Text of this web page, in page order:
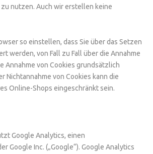
nutzen. Auch wir erstellen keine
so einstellen, dass Sie über das Setzen
werden, von Fall zu Fall über die Annahme
Annahme von Cookies grundsätzlich
Nichtannahme von Cookies kann die
Online-Shops eingeschränkt sein.
Google Analytics, einen
Google Inc. („Google“). Google Analytics